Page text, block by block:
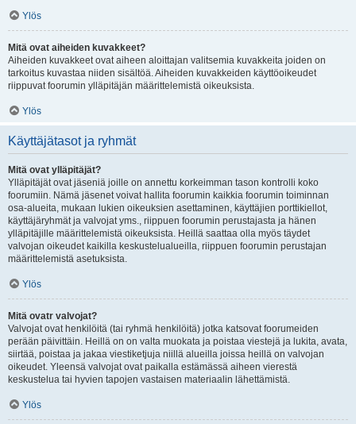
Ylös
Mitä ovat aiheiden kuvakkeet?
Aiheiden kuvakkeet ovat aiheen aloittajan valitsemia kuvakkeita joiden on
tarkoitus kuvastaa niiden sisältöä. Aiheiden kuvakkeiden käyttöoikeudet
riippuvat foorumin ylläpitäjän määrittelemistä oikeuksista.
Ylös
Käyttäjätasot ja ryhmät
Mitä ovat ylläpitäjät?
Ylläpitäjät ovat jäseniä joille on annettu korkeimman tason kontrolli koko
foorumiin. Nämä jäsenet voivat hallita foorumin kaikkia foorumin toiminnan
osa-alueita, mukaan lukien oikeuksien asettaminen, käyttäjien porttikiellot,
käyttäjäryhmät ja valvojat yms., riippuen foorumin perustajasta ja hänen
ylläpitäjille määrittelemistä oikeuksista. Heillä saattaa olla myös täydet
valvojan oikeudet kaikilla keskustelualueilla, riippuen foorumin perustajan
määrittelemistä asetuksista.
Ylös
Mitä ovatr valvojat?
Valvojat ovat henkilöitä (tai ryhmä henkilöitä) jotka katsovat foorumeiden
perään päivittäin. Heillä on on valta muokata ja poistaa viestejä ja lukita, avata,
siirtää, poistaa ja jakaa viestiketjuja niillä alueilla joissa heillä on valvojan
oikeudet. Yleensä valvojat ovat paikalla estämässä aiheen vierestä
keskustelua tai hyvien tapojen vastaisen materiaalin lähettämistä.
Ylös